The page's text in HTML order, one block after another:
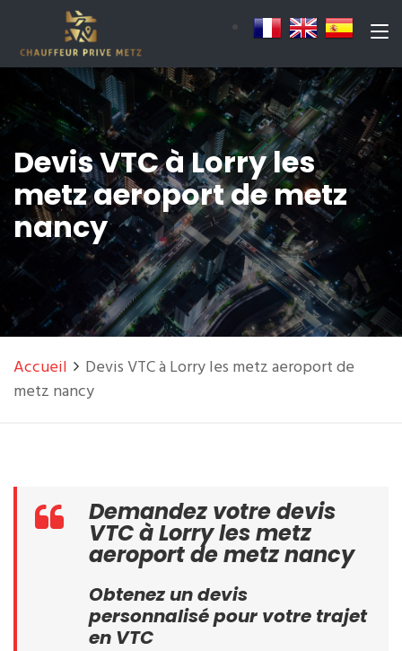
Devis VTC à Lorry les
metz aeroport de metz
nancy
Accueil
Devis VTC à Lorry les metz aeroport de
metz nancy
Demandez votre devis
VTC à Lorry les metz
aeroport de metz nancy
Obtenez un devis
personnalisé pour votre trajet
en VTC